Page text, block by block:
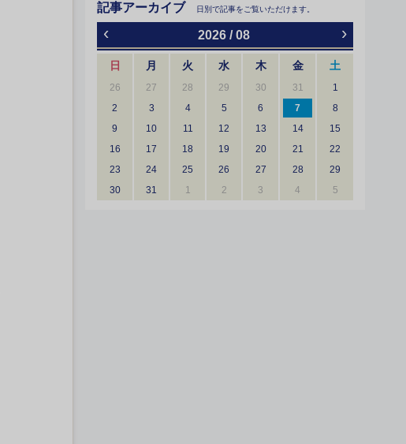
記事アーカイブ 日別で記事をご覧いただけます。
‹ 2026 / 08 ›
日 月 火 水 木 金 土
26 27 28 29 30 31
1
2
3 4 5 6 7
8
9
10 11 12 13 14
15
16
17 18 19 20 21
22
23
24 25 26 27 28
29
30
31 1 2 3 4 5